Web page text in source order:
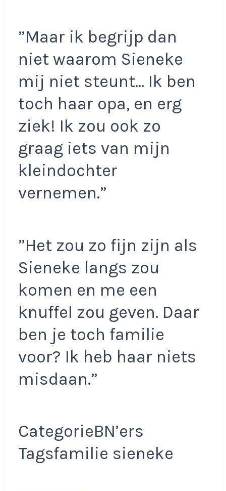
”Maar ik begrijp dan
niet waarom Sieneke
mij niet steunt… Ik ben
toch haar opa, en erg
ziek! Ik zou ook zo
graag iets van mijn
kleindochter
vernemen.”
”Het zou zo fijn zijn als
Sieneke langs zou
komen en me een
knuffel zou geven. Daar
ben je toch familie
voor? Ik heb haar niets
misdaan.”
CategorieBN’ers
Tagsfamilie sieneke